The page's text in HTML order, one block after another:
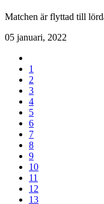
Matchen är flyttad till
05 januari, 2022
1
2
3
4
5
6
7
8
9
10
11
12
13